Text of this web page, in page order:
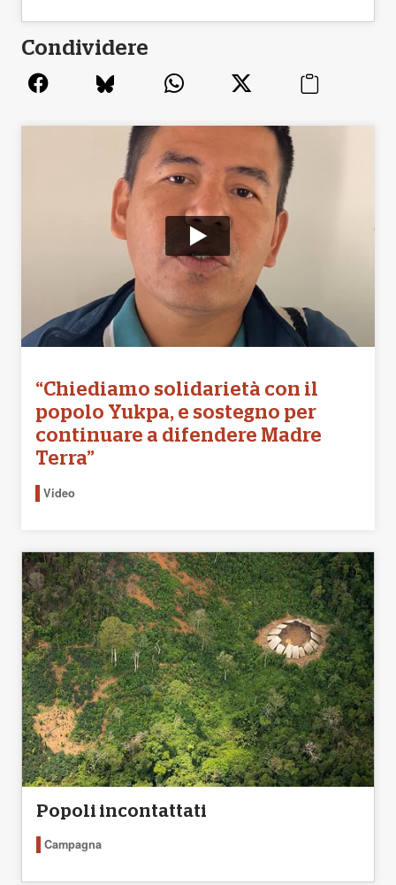
Condividere
“Chiediamo solidarietà con il
popolo Yukpa, e sostegno per
continuare a difendere Madre
Terra”
Video
Popoli incontattati
Campagna